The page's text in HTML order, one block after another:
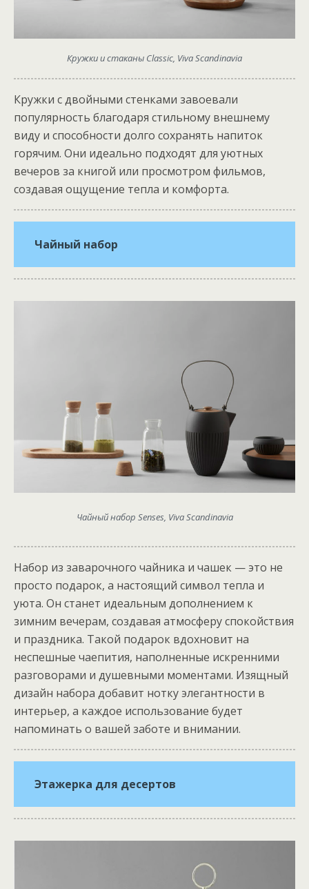
Кружки и стаканы Classic, Viva Scandinavia
Кружки с двойными стенками завоевали
популярность благодаря стильному внешнему
виду и способности долго сохранять напиток
горячим. Они идеально подходят для уютных
вечеров за книгой или просмотром фильмов,
создавая ощущение тепла и комфорта.
Чайный набор
Чайный набор Senses, Viva Scandinavia
Набор из заварочного чайника и чашек — это не
просто подарок, а настоящий символ тепла и
уюта. Он станет идеальным дополнением к
зимним вечерам, создавая атмосферу спокойствия
и праздника. Такой подарок вдохновит на
неспешные чаепития, наполненные искренними
разговорами и душевными моментами. Изящный
дизайн набора добавит нотку элегантности в
интерьер, а каждое использование будет
напоминать о вашей заботе и внимании.
Этажерка для десертов